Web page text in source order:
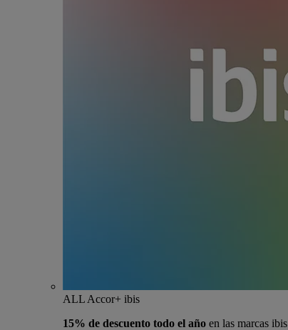
ALL Accor+ ibis
15% de descuento todo el año en las marcas ibis